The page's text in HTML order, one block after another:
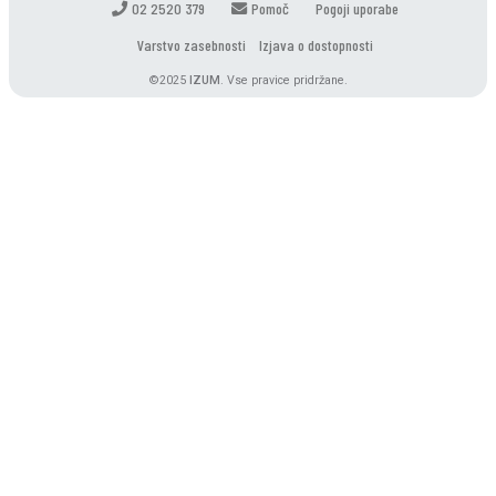
02 2520 379 Pomoč
Pogoji uporabe
Varstvo zasebnosti
Izjava o dostopnosti
©2025 IZUM . Vse pravice pridržane.